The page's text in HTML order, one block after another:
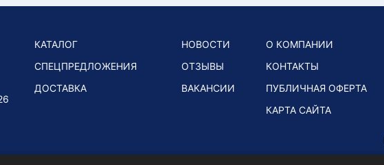
КАТАЛОГ
СПЕЦПРЕДЛОЖЕНИЯ
ДОСТАВКА
НОВОСТИ
ОТЗЫВЫ
ВАКАНСИИ
О КОМПАНИИ
КОНТАКТЫ
ПУБЛИЧНАЯ ОФЕРТА
КАРТА САЙТА